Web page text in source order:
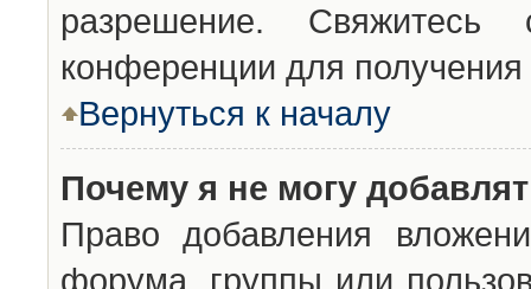
разрешение. Свяжитесь
конференции для получения
Вернуться к началу
Почему я не могу
Право добавления
форума, группы или